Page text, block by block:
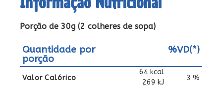
Porção de 30g (2 colheres de sopa)
Quantidade por
porção
%VD(*)
Valor Calórico
64 kcal
269 kJ
3 %